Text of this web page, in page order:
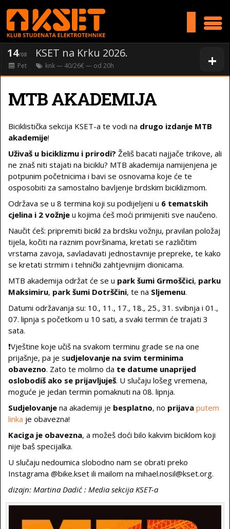
+
14/08 KSET na Krku 2026.
Pet knk— 40/26€ — od 20h
MTB AKADEMIJA
Biciklistička sekcija KSET-a te vodi na drugo izdanje MTB
akademije!
Uživaš u biciklizmu i prirodi? Želiš bacati najjače trikove, ali
ne znaš niti stajati na biciklu? MTB akademija namijenjena je
potpunim početnicima i bavi se osnovama koje će te
osposobiti za samostalno bavljenje brdskim biciklizmom.
Održava se u 8 termina koji su podijeljeni u 6 tematskih
cjelina i 2 vožnje u kojima ćeš moći primijeniti sve naučeno.
Naučit ćeš: pripremiti bicikl za brdsku vožnju, pravilan položaj
tijela, kočiti na raznim površinama, kretati se različitim
vrstama zavoja, savladavati jednostavnije prepreke, te kako
se kretati strmim i tehnički zahtjevnijim dionicama.
MTB akademija održat će se u park šumi Grmoščici, parku
Maksimiru, park šumi Dotrščini, te na Sljemenu.
Datumi održavanja su: 10., 11., 17., 18., 25., 31. svibnja i 01.,
07. lipnja s početkom u 10 sati, a svaki termin će trajati 3
sata.
❗️Vještine koje učiš na svakom terminu grade se na one
prijašnje, pa je sudjelovanje na svim terminima
obavezno. Zato te molimo da te datume unaprijed
oslobodiš ako se prijavljuješ. U slučaju lošeg vremena,
moguće je jedan termin pomaknuti na 08. lipnja.
Sudjelovanje na akademiji je besplatno, no prijava putem
linka je obavezna!
Kaciga je obavezna, a možeš doći bilo kakvim biciklom koji
nije baš specijalka.
U slučaju nedoumica slobodno nam se obrati preko
Instagrama @bike.kset ili mailom na mihael.nosil@kset.org.
dizajn: Martina Dadić : Media sekcija KSET-a